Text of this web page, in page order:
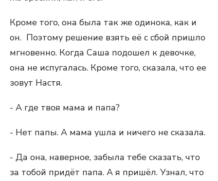
Кроме того, она была так же одинока, как и
он. Поэтому решение взять её с сбой пришло
мгновенно. Когда Саша подошел к девочке,
она не испугалась. Кроме того, сказала, что ее
зовут Настя.
- А где твоя мама и папа?
- Нет папы. А мама ушла и ничего не сказала.
- Да она, наверное, забыла тебе сказать, что
за тобой придёт папа. А я пришёл. Узнал, что